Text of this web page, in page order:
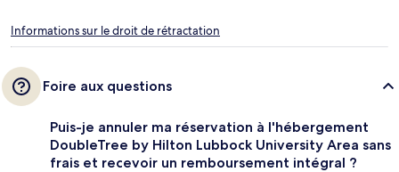
Informations sur le droit de rétractation
Foire aux questions
Puis-je annuler ma réservation à l'hébergement
DoubleTree by Hilton Lubbock University Area sans
frais et recevoir un remboursement intégral ?